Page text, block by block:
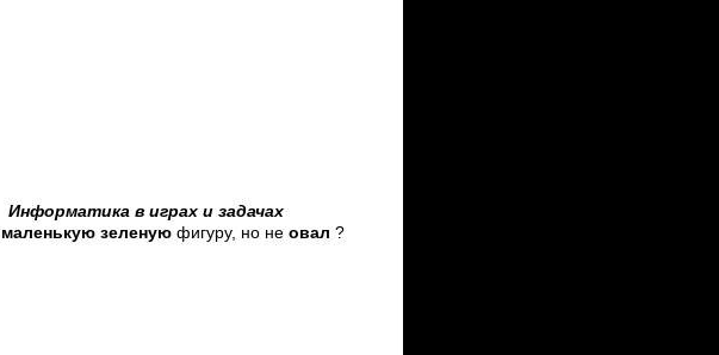
Информатика в играх и задачах
маленькую зеленуюфигуру, но не овал ?